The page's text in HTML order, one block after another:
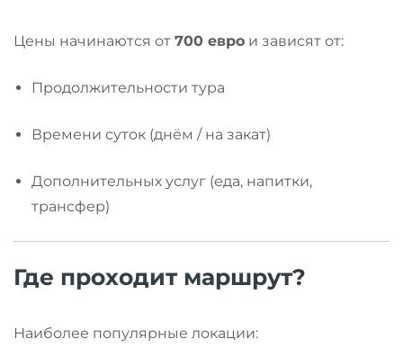
Цены начинаются от 700 евро и зависят от:
Продолжительности тура
Времени суток (днём / на закат)
Дополнительных услуг (еда, напитки,
трансфер)
Где проходит маршрут?
Наиболее популярные локации: